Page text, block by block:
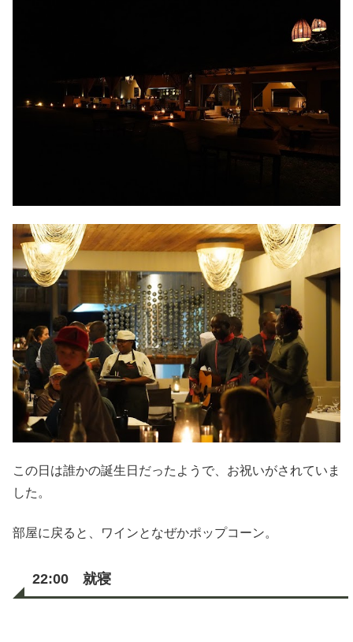
この日は誰かの誕生日だったようで、お祝いがされていま
した。
部屋に戻ると、ワインとなぜかポップコーン。
22:00 就寝